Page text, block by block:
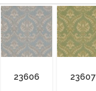
23606 23607